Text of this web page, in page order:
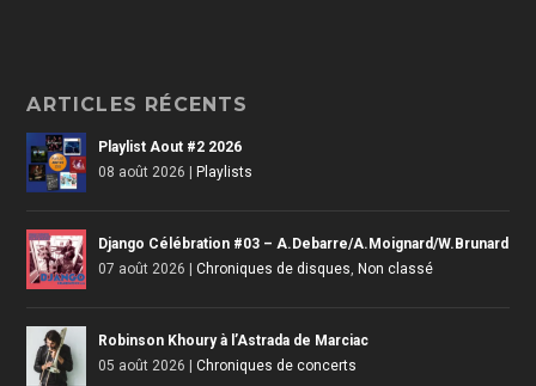
ARTICLES RÉCENTS
Playlist Aout #2 2026
08 août 2026
Playlists
Django Célébration #03 – A.Debarre/A.Moignard/W.Brunard
07 août 2026
|Chroniques de disques, Non classé
Robinson Khoury à l’Astrada de Marciac
05 août 2026
|Chroniques de concerts